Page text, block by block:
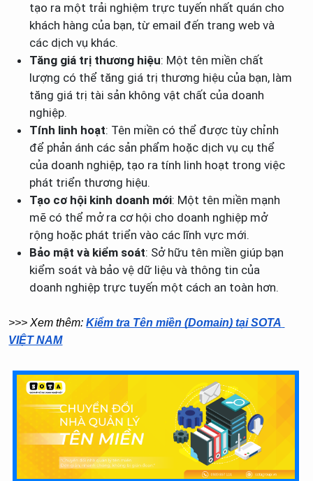
tạo ra một trải nghiệm trực tuyến nhất quán cho
khách hàng của bạn, từ email đến trang web và
các dịch vụ khác.
Tăng giá trị thương hiệu: Một tên miền chất
lượng có thể tăng giá trị thương hiệu của bạn, làm
tăng giá trị tài sản không vật chất của doanh
nghiệp.
Tính linh hoạt: Tên miền có thể được tùy chỉnh
để phản ánh các sản phẩm hoặc dịch vụ cụ thể
của doanh nghiệp, tạo ra tính linh hoạt trong việc
phát triển thương hiệu.
Tạo cơ hội kinh doanh mới: Một tên miền mạnh
mẽ có thể mở ra cơ hội cho doanh nghiệp mở
rộng hoặc phát triển vào các lĩnh vực mới.
Bảo mật và kiểm soát: Sở hữu tên miền giúp bạn
kiểm soát và bảo vệ dữ liệu và thông tin của
doanh nghiệp trực tuyến một cách an toàn hơn.
>>> Xem thêm: Kiểm tra Tên miền (Domain) tại SOTA
VIỆT NAM